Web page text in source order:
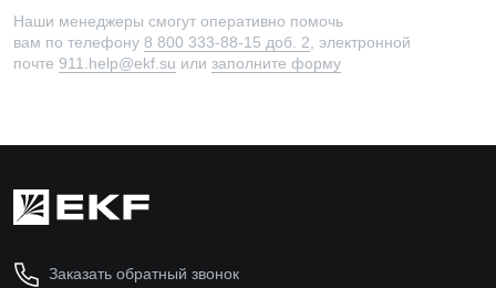
Наши менеджеры смогут оперативно помочь
вам по телефону 8 800 333-88-15 доб. 2 , электронной
почте 911.help@ekf.su или заполните форму
Заказать обратный звонок